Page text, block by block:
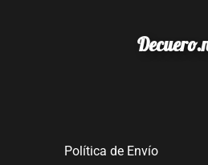
Política de Envío